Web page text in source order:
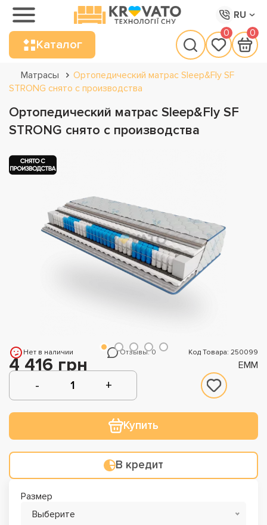
RU
Каталог
0 0
Матрасы
Ортопедический матрас Sleep&Fly SF
STRONG снято с производства
Ортопедический матрас Sleep&Fly SF
STRONG снято с производства
Нет в наличии Отзывы: 0 Код Товара: 250099
4 416 грн EMM
Купить
В кредит
Размер
Выберите